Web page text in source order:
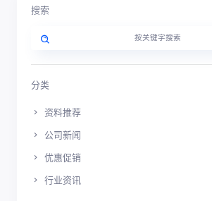
搜索
分类
资料推荐
公司新闻
优惠促销
行业资讯